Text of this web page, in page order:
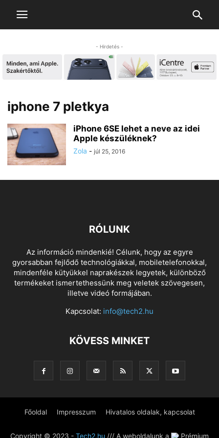
- Hirdetés -
iphone 7 pletkya
iPhone 6SE lehet a neve az idei
Apple készüléknek?
Zola - júl 25, 2016
RÓLUNK
Az információ mindenkié! Célunk, hogy az egyre
gyorsabban fejlődő technológiákkal, mobiletelefonokkal,
mindenféle kütyükkel naprakészek legyetek, különböző
termékeket ismertethessünk meg veletek szövegesen,
illetve videó formájában.
Kapcsolat: info@tech2.hu
KÖVESS MINKET
Főoldal Impresszum Hivatalos oldalak, kapcsolat
Copyright © 2023 - Tech2.hu /// A weboldalunk a Prémium